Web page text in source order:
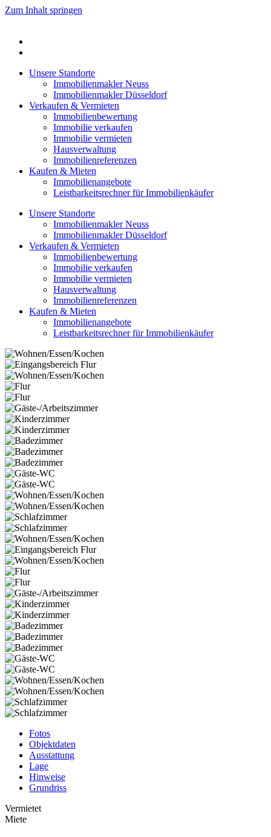
Zum Inhalt springen
Unsere Standorte
Immobilienmakler Neuss
Immobilienmakler Düsseldorf
Verkaufen & Vermieten
Immobilienbewertung
Immobilie verkaufen
Immobilie vermieten
Hausverwaltung
Immobilienreferenzen
Kaufen & Mieten
Immobilienangebote
Leistbarkeitsrechner für Immobilienkäufer
Unsere Standorte
Immobilienmakler Neuss
Immobilienmakler Düsseldorf
Verkaufen & Vermieten
Immobilienbewertung
Immobilie verkaufen
Immobilie vermieten
Hausverwaltung
Immobilienreferenzen
Kaufen & Mieten
Immobilienangebote
Leistbarkeitsrechner für Immobilienkäufer
Fotos
Objektdaten
Ausstattung
Lage
Hinweise
Grundriss
Vermietet
Miete